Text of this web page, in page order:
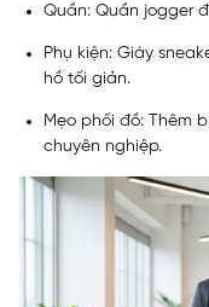
Quần: Quần jogger
Phụ kiện: Giày
hồ tối giản.
Mẹo phối đồ: Thêm
chuyên nghiệp.